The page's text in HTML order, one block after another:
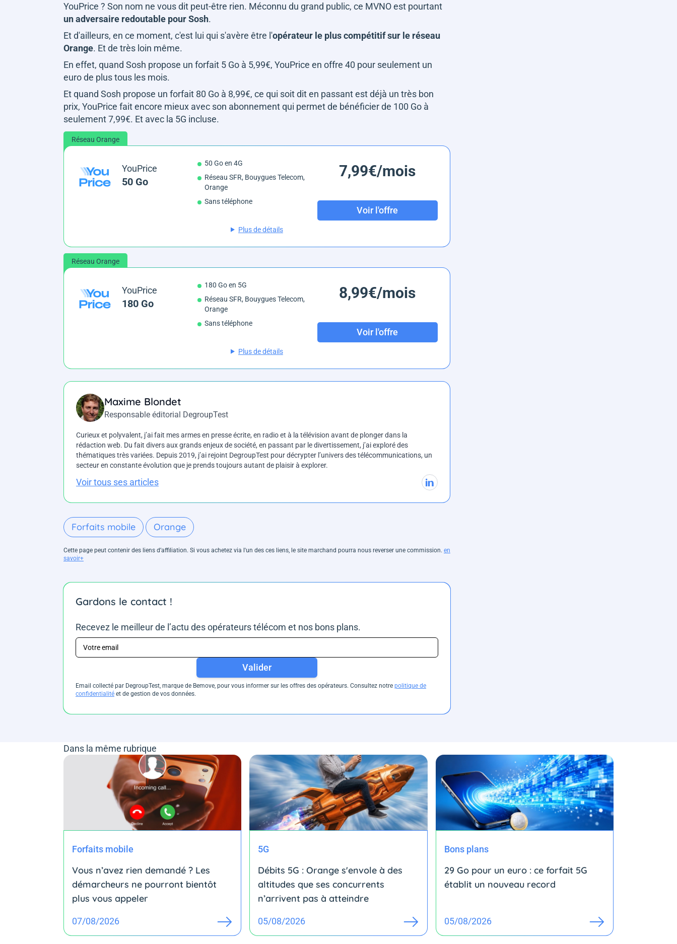
YouPrice ? Son nom ne vous dit peut-être rien. Méconnu du grand public, ce MVNO est pourtant
un adversaire redoutable pour Sosh.
Et d'ailleurs, en ce moment, c'est lui qui s'avère être l'opérateur le plus compétitif sur le réseau
Orange. Et de très loin même.
En effet, quand Sosh propose un forfait 5 Go à 5,99€, YouPrice en offre 40 pour seulement un
euro de plus tous les mois.
Et quand Sosh propose un forfait 80 Go à 8,99€, ce qui soit dit en passant est déjà un très bon
prix, YouPrice fait encore mieux avec son abonnement qui permet de bénéficier de 100 Go à
seulement 7,99€. Et avec la 5G incluse.
Réseau Orange
YouPrice
50 Go
50 Go en 4G
Réseau SFR, Bouygues Telecom,
Orange
Sans téléphone
7,99€/mois
Voir l'offre
Plus de détails
Réseau Orange
YouPrice
180 Go
180 Go en 5G
Réseau SFR, Bouygues Telecom,
Orange
Sans téléphone
8,99€/mois
Voir l'offre
Plus de détails
Maxime Blondet
Responsable éditorial DegroupTest
Curieux et polyvalent, j’ai fait mes armes en presse écrite, en radio et à la télévision avant de plonger dans la
rédaction web. Du fait divers aux grands enjeux de société, en passant par le divertissement, j’ai exploré des
thématiques très variées. Depuis 2019, j’ai rejoint DegroupTest pour décrypter l’univers des télécommunications, un
secteur en constante évolution que je prends toujours autant de plaisir à explorer.
Voir tous ses articles
Forfaits mobile Orange
Cette page peut contenir des liens d’affiliation. Si vous achetez via l'un des ces liens, le site marchand pourra nous reverser une commission. en
savoir+
Gardons le contact !
Recevez le meilleur de l’actu des opérateurs télécom et nos bons plans.
Valider
Email collecté par DegroupTest, marque de Bemove, pour vous informer sur les offres des opérateurs. Consultez notre politique de
confidentialité et de gestion de vos données.
Dans la même rubrique
Forfaits mobile
Vous n’avez rien demandé ? Les
démarcheurs ne pourront bientôt
plus vous appeler
07/08/2026
5G
Débits 5G : Orange s'envole à des
altitudes que ses concurrents
n’arrivent pas à atteindre
05/08/2026
Bons plans
29 Go pour un euro : ce forfait 5G
établit un nouveau record
05/08/2026